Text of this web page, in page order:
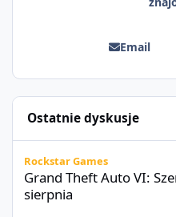
Email
Ostatnie dyskusje
Rockstar Games
Grand Theft Auto VI:
sierpnia